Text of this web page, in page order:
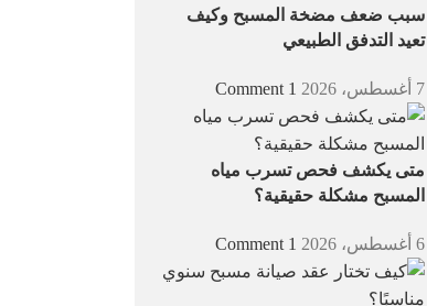
سبب ضعف مضخة المسبح وكيف
تعيد التدفق الطبيعي
7 أغسطس، 2026 1 Comment
متى يكشف فحص تسرب مياه
المسبح مشكلة حقيقية؟
6 أغسطس، 2026 1 Comment